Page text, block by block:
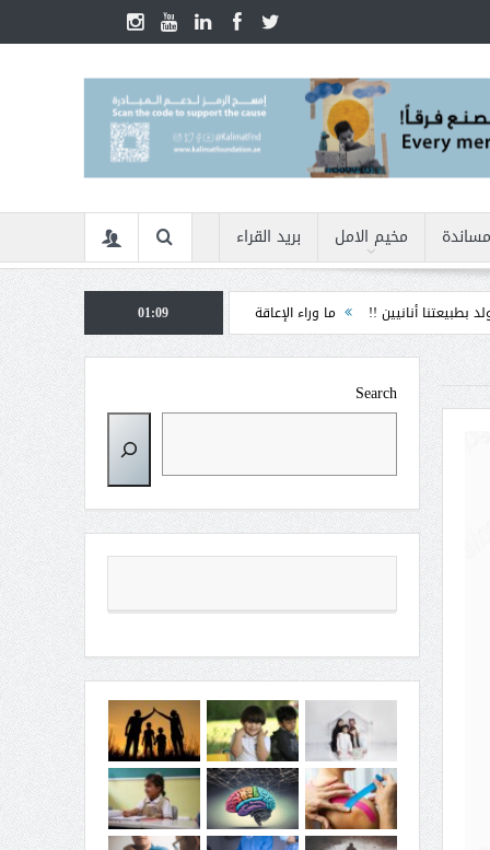
مخيم الامل بريد القراء
!! ما وراء الإعاقة الأمن السيبراني في زمن الأزمات ... كيف نحمي أنفسنا
01:09
Search